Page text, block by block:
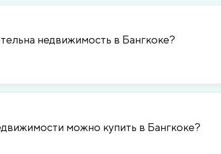
недвижимость в Бангкоке?
можно купить в Бангкоке?